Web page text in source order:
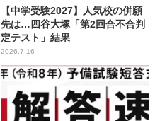
【中学受験2027】人気校の併願
先は…四谷大塚「第2回合不合判
定テスト」結果
2026.7.16